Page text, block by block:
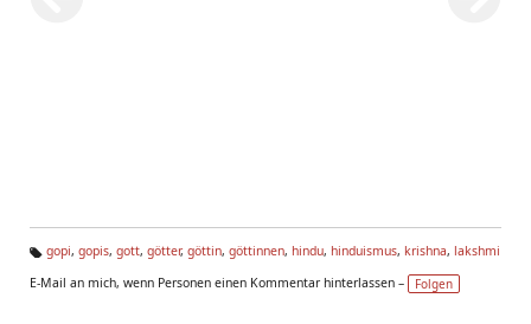
g
gopi, gopis, gott, götter, göttin, göttinnen, hindu, hinduismus, krishna, lakshmi
E-Mail an mich, wenn Personen einen Kommentar hinterlassen –
Folgen